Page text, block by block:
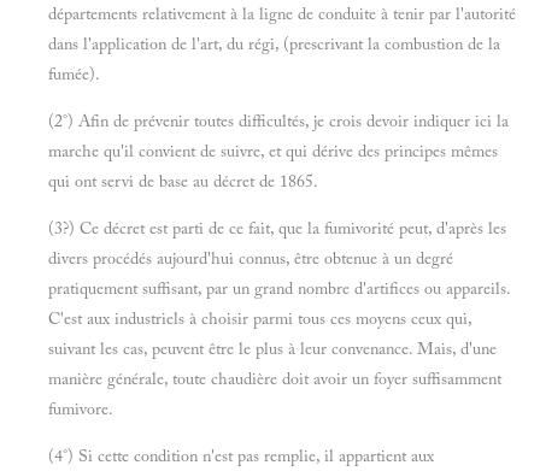
départements relativement à la ligne de conduite à tenir par l'autorité
dans l'application de l'art, du régi, (prescrivant la combustion de la
fumée).
(2°) Afin de prévenir toutes difficultés, je crois devoir indiquer ici la
marche qu'il convient de suivre, et qui dérive des principes mêmes
qui ont servi de base au décret de 1865.
(3?) Ce décret est parti de ce fait, que la fumivorité peut, d'après les
divers procédés aujourd'hui connus, être obtenue à un degré
pratiquement suffisant, par un grand nombre d'artifices ou appareils.
C'est aux industriels à choisir parmi tous ces moyens ceux qui,
suivant les cas, peuvent être le plus à leur convenance. Mais, d'une
manière générale, toute chaudière doit avoir un foyer suffisamment
fumivore.
(4°) Si cette condition n'est pas remplie, il appartient aux